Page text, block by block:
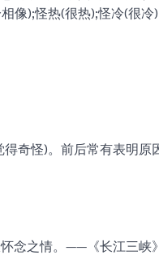
像);怪热(很热);怪冷(很冷)
奇怪)。前后常有表明原
念之情。——《长江三峡》